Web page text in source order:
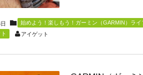
始めよう！楽しもう！ガーミン（GARMIN）ライ
アイゲット